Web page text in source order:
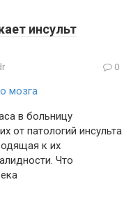
инсульт
0
в больницу
от патологий инсульта
к их
Что